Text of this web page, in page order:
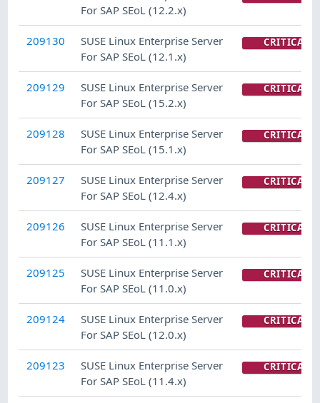
For SAP SEoL (12.2.x)
209130
SUSE Linux Enterprise Server
For SAP SEoL (12.1.x)
CRITICAL
209129
SUSE Linux Enterprise Server
For SAP SEoL (15.2.x)
CRITICAL
209128
SUSE Linux Enterprise Server
For SAP SEoL (15.1.x)
CRITICAL
209127
SUSE Linux Enterprise Server
For SAP SEoL (12.4.x)
CRITICAL
209126
SUSE Linux Enterprise Server
For SAP SEoL (11.1.x)
CRITICAL
209125
SUSE Linux Enterprise Server
For SAP SEoL (11.0.x)
CRITICAL
209124
SUSE Linux Enterprise Server
For SAP SEoL (12.0.x)
CRITICAL
209123
SUSE Linux Enterprise Server
For SAP SEoL (11.4.x)
CRITICAL